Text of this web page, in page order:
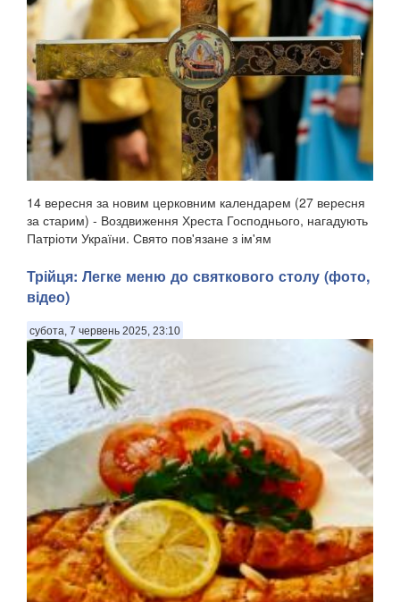
14 вересня за новим церковним календарем (27 вересня
за старим) - Воздвиження Хреста Господнього, нагадують
Патріоти України. Свято пов'язане з ім'ям
яка, згідно з церковним переказом, відшукала Хр...
Трійця: Легке меню до святкового столу (фото,
відео)
субота, 7 червень 2025, 23:10